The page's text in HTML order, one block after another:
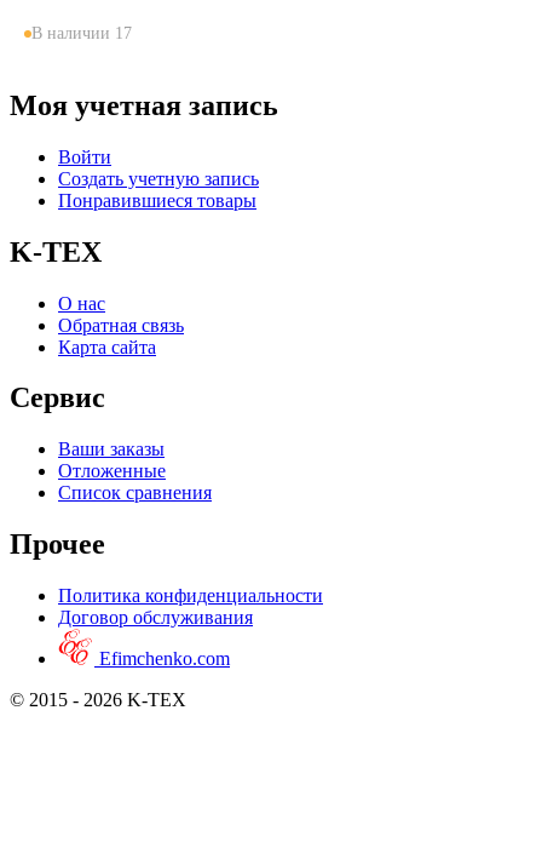
В наличии 17
Моя учетная запись
Войти
Создать учетную запись
Понравившиеся товары
K-TEX
О нас
Обратная связь
Карта сайта
Сервис
Ваши заказы
Отложенные
Список сравнения
Прочее
Политика конфиденциальности
Договор обслуживания
Efimchenko.com
© 2015 - 2026 K-TEX